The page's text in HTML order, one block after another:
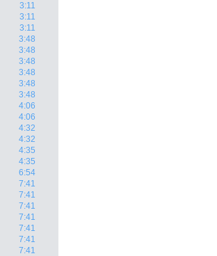
3:11
3:11
3:11
3:48
3:48
3:48
3:48
3:48
3:48
4:06
4:06
4:32
4:32
4:35
4:35
6:54
7:41
7:41
7:41
7:41
7:41
7:41
7:41